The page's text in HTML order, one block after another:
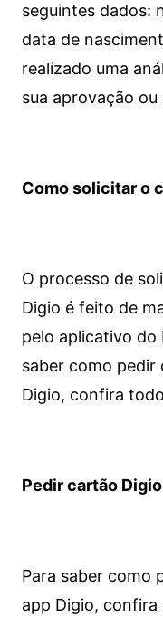
seguintes dados:
data de
realizado uma
sua aprovação ou
Como solicitar o
O processo de
Digio é feito de
pelo aplicativo do
saber como pedir
Digio, confira
Pedir cartão
Para saber como
app Digio, confira